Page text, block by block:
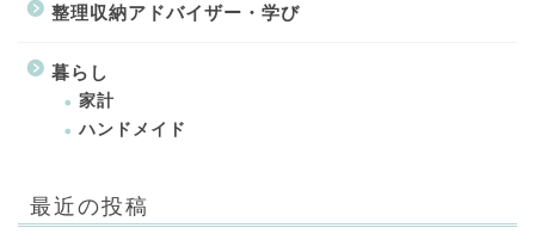
整理収納アドバイザー・学び
暮らし
家計
ハンドメイド
最近の投稿